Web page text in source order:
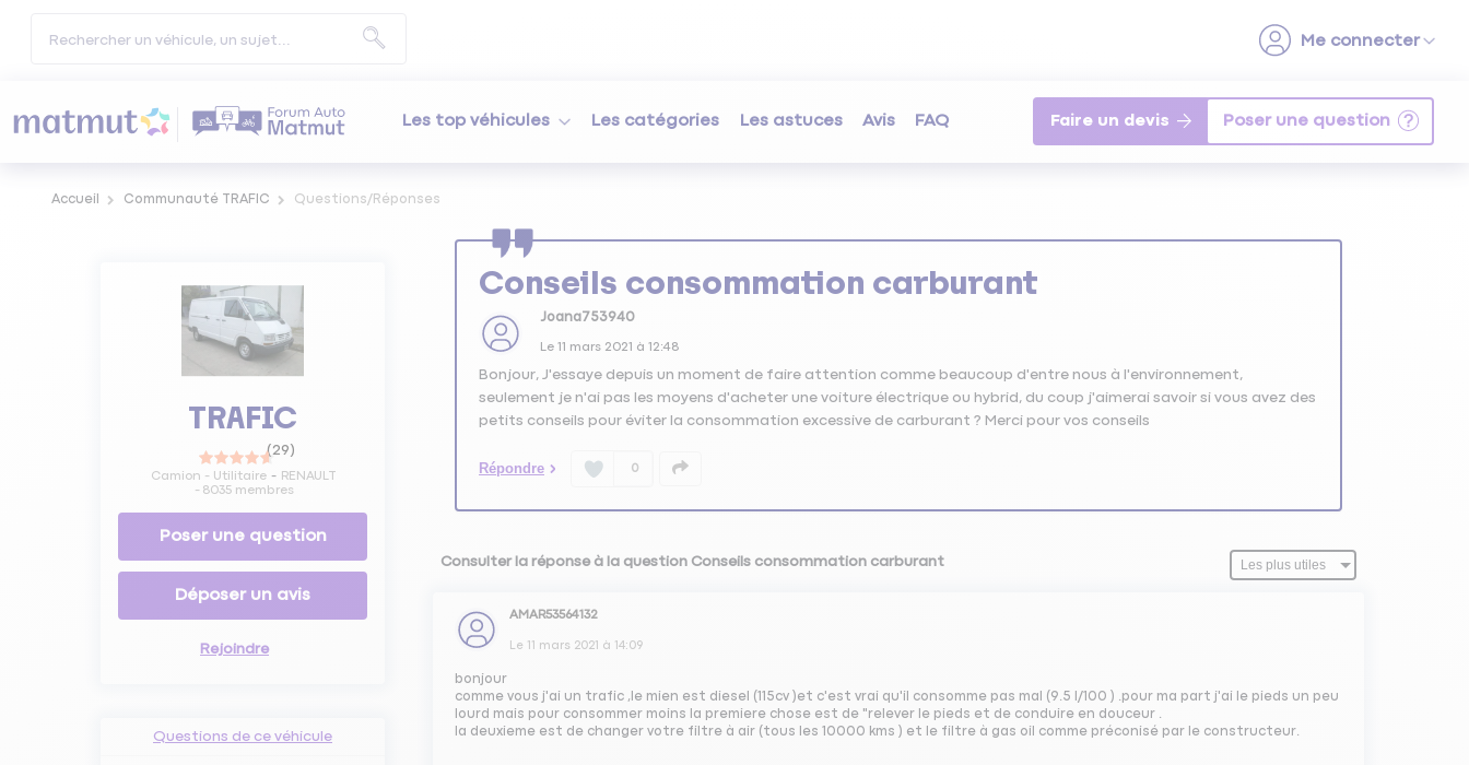
Les top véhicules Les catégories Les astuces Avis FAQ Faire un devis
Accueil Communauté TRAFIC Questions/Réponses
TRAFIC
(29)
Camion - Utilitaire
RENAULT
- 8035membres
Poser une question
Déposer un avis
Rejoindre
Questions de ce véhicule
Conseils consommation carburant
Joana753940
Le 11 mars 2021 à 12:48
Bonjour, J'essaye depuis un moment de faire attention comme beaucoup d'entre nous à l'environnement,
seulement je n'ai pas les moyens d'acheter une voiture électrique ou hybrid, du coup j'aimerai savoir si vous avez des
petits conseils pour éviter la consommation excessive de carburant ? Merci pour vos conseils
Répondre 0
Consulter la réponse à la question Conseils consommation carburant
AMAR53564132
Le 11 mars 2021 à 14:09
bonjour
comme vous j'ai un trafic ,le mien est diesel (115cv )et c'est vrai qu'il consomme pas mal (9.5 l/100 ) .pour ma part j'ai le pieds un peu
lourd mais pour consommer moins la premiere chose est de "relever le pieds et de conduire en douceur .
la deuxieme est de changer votre filtre à air (tous les 10000 kms ) et le filtre à gas oil comme préconisé par le constructeur.